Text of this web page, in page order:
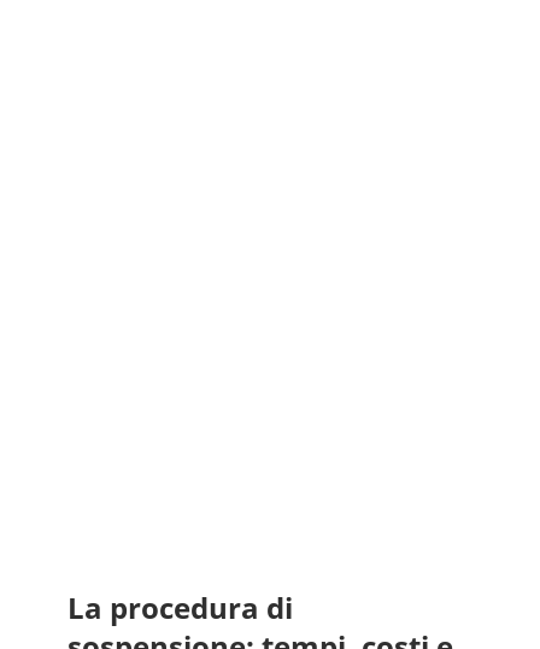
La procedura di